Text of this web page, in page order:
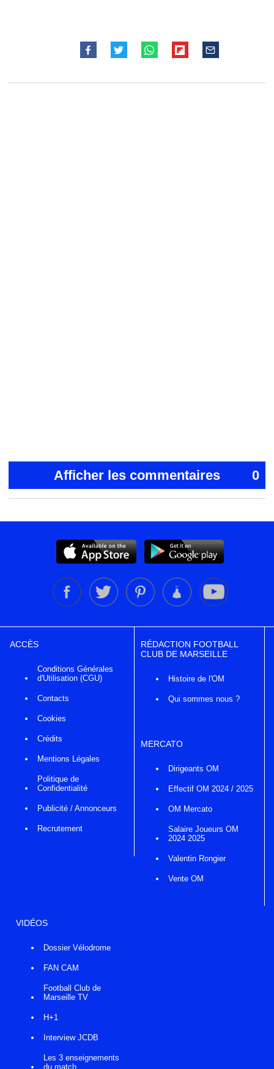
Afficher les commentaires 0
ACCÈS
Conditions Générales
d'Utilisation (CGU)
Contacts
Cookies
Crédits
Mentions Légales
Politique de
Confidentialité
Publicité / Annonceurs
Recrutement
RÉDACTION FOOTBALL
CLUB DE MARSEILLE
Histoire de l'OM
Qui sommes nous ?
MERCATO
Dirigeants OM
Effectif OM 2024 / 2025
OM Mercato
Salaire Joueurs OM
2024 2025
Valentin Rongier
Vente OM
VIDÉOS
Dossier Vélodrome
FAN CAM
Football Club de
Marseille TV
H+1
Interview JCDB
Les 3 enseignements
du match